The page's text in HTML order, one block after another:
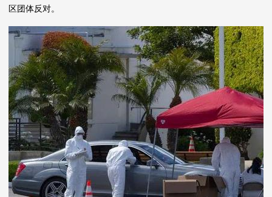
区团体反对。